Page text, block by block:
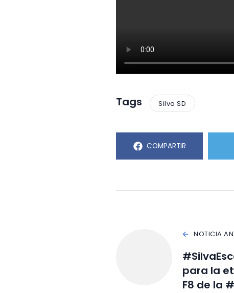
Tags Silva SD
COMPARTIR
NOTICIA
para la
F8 de la